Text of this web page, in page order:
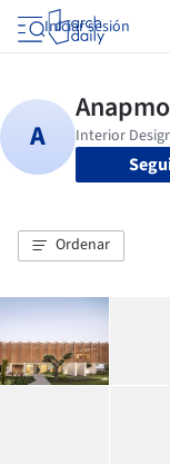
Iniciar sesión
Ordenar